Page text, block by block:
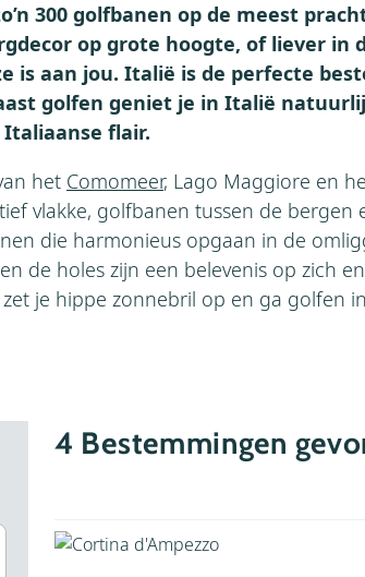
300 golfbanen op de meest
op grote hoogte, of liever in
is aan jou. Italië is de perfecte
golfen geniet je in Italië
flair.
het Comomeer, Lago Maggiore en
vlakke, golfbanen tussen de bergen
die harmonieus opgaan in de
de holes zijn een belevenis op zich
zet je hippe zonnebril op en ga golfen
4 Bestemmingen